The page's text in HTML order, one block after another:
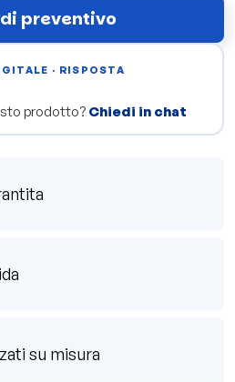
preventivo
· RISPOSTA
prodotto? Chiedi in chat
su misura